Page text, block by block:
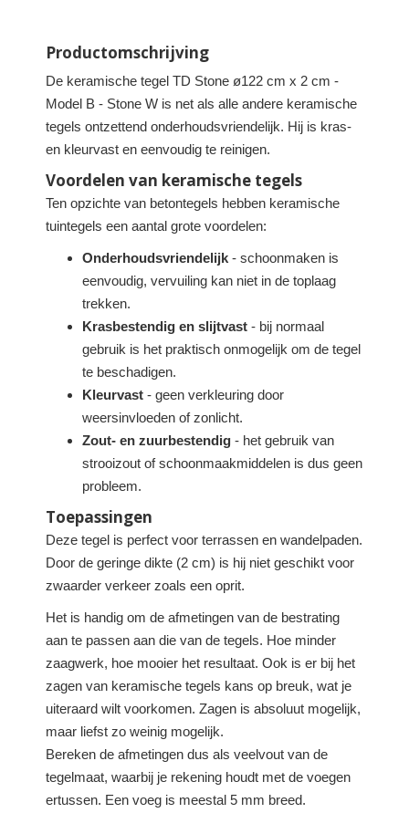
Productomschrijving
De keramische tegel TD Stone ø122 cm x 2 cm -
Model B - Stone W is net als alle andere keramische
tegels ontzettend onderhoudsvriendelijk. Hij is kras-
en kleurvast en eenvoudig te reinigen.
Voordelen van keramische tegels
Ten opzichte van betontegels hebben keramische
tuintegels een aantal grote voordelen:
Onderhoudsvriendelijk - schoonmaken is
eenvoudig, vervuiling kan niet in de toplaag
trekken.
Krasbestendig en slijtvast - bij normaal
gebruik is het praktisch onmogelijk om de tegel
te beschadigen.
Kleurvast - geen verkleuring door
weersinvloeden of zonlicht.
Zout- en zuurbestendig - het gebruik van
strooizout of schoonmaakmiddelen is dus geen
probleem.
Toepassingen
Deze tegel is perfect voor terrassen en wandelpaden.
Door de geringe dikte (2 cm) is hij niet geschikt voor
zwaarder verkeer zoals een oprit.
Het is handig om de afmetingen van de bestrating
aan te passen aan die van de tegels. Hoe minder
zaagwerk, hoe mooier het resultaat. Ook is er bij het
zagen van keramische tegels kans op breuk, wat je
uiteraard wilt voorkomen. Zagen is absoluut mogelijk,
maar liefst zo weinig mogelijk.
Bereken de afmetingen dus als veelvout van de
tegelmaat, waarbij je rekening houdt met de voegen
ertussen. Een voeg is meestal 5 mm breed.